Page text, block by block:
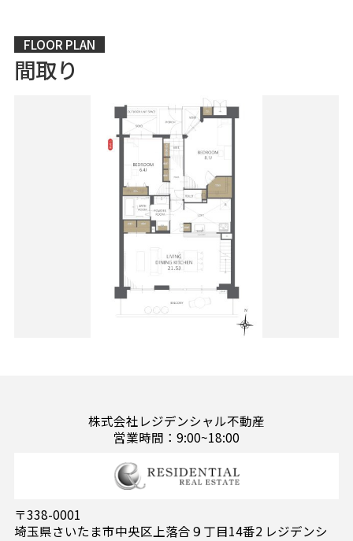
FLOOR PLAN
間取り
株式会社レジデンシャル不動産
営業時間：9:00~18:00
〒338-0001
埼玉県さいたま市中央区上落合９丁目14番2 レジデンシ